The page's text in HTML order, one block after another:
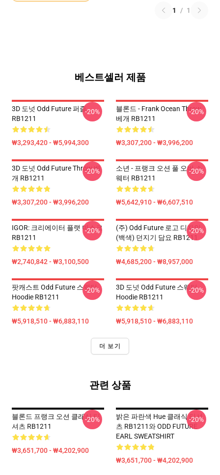
1 / 1
베스트셀러 제품
3D 도넛 Odd Future 퍼즐
RB1211
₩3,293,420 - ₩5,994,300
-20%
블론드 - Frank Ocean Throw
베개 RB1211
₩3,307,200 - ₩3,996,200
-20%
3D 도넛 Odd Future Throw 베
개 RB1211
₩3,307,200 - ₩3,996,200
-20%
소년 - 프랭크 오션 풀 오버 스
웨터 RB1211
₩5,642,910 - ₩6,607,510
-20%
IGOR: 크리에이터 플랫 마스크
RB1211
₩2,740,842 - ₩3,100,500
-20%
(주) Odd Future 로고 디자인
(백색) 던지기 담요 RB1211
₩4,685,200 - ₩8,957,000
-20%
팟캐스트 Odd Future 스웨터
Hoodie RB1211
₩5,918,510 - ₩6,883,110
-20%
3D 도넛 Odd Future 스웨터
Hoodie RB1211
₩5,918,510 - ₩6,883,110
-20%
더 보기
관련 상품
블론드 프랭크 오션 클래식 티
셔츠 RB1211
₩3,651,700 - ₩4,202,900
-20%
밝은 파란색 Hue 클래식 티셔
츠 RB1211와 ODD FUTURE
EARL SWEATSHIRT
₩3,651,700 - ₩4,202,900
-20%